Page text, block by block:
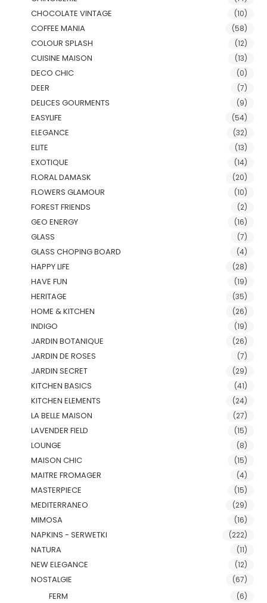
CHOCOLATE VINTAGE (10)
COFFEE MANIA (58)
COLOUR SPLASH (12)
CUISINE MAISON (13)
DECO CHIC (0)
DEER (7)
DELICES GOURMENTS (9)
EASYLIFE (54)
ELEGANCE (32)
ELITE (13)
EXOTIQUE (14)
FLORAL DAMASK (20)
FLOWERS GLAMOUR (10)
FOREST FRIENDS (2)
GEO ENERGY (16)
GLASS (7)
GLASS CHOPING BOARD (4)
HAPPY LIFE (28)
HAVE FUN (19)
HERITAGE (35)
HOME & KITCHEN (26)
INDIGO (19)
JARDIN BOTANIQUE (26)
JARDIN DE ROSES (7)
JARDIN SECRET (29)
KITCHEN BASICS (41)
KITCHEN ELEMENTS (24)
LA BELLE MAISON (27)
LAVENDER FIELD (15)
LOUNGE (8)
MAISON CHIC (15)
MAITRE FROMAGER (4)
MASTERPIECE (15)
MEDITERRANEO (29)
MIMOSA (16)
NAPKINS - SERWETKI (222)
NATURA (11)
NEW ELEGANCE (12)
NOSTALGIE (67)
FERM (6)